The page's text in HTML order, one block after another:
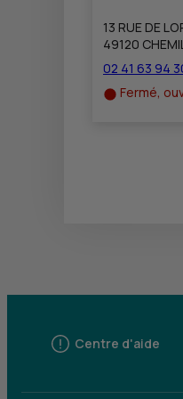
13 RUE DE
49120
02 41 63 94
Fermé,
Centre d'aide